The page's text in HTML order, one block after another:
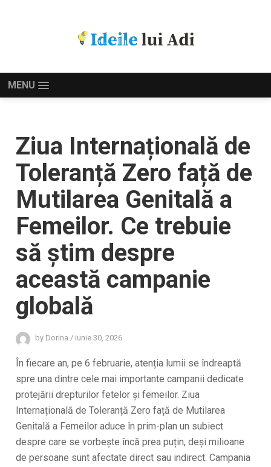
MENU
Ziua Internațională de
Toleranță Zero față de
Mutilarea Genitală a
Femeilor. Ce trebuie
să știm despre
această campanie
globală
by Dorina / iunie 30, 2026
În fiecare an, pe 6 februarie, atenția lumii se îndreaptă
spre una dintre cele mai importante campanii dedicate
protejării drepturilor fetelor și femeilor. Ziua
Internațională de Toleranță Zero față de Mutilarea
Genitală a Femeilor aduce în prim-plan un subiect
despre care se vorbește încă prea puțin, deși milioane
de persoane sunt afectate direct sau indirect. Campania